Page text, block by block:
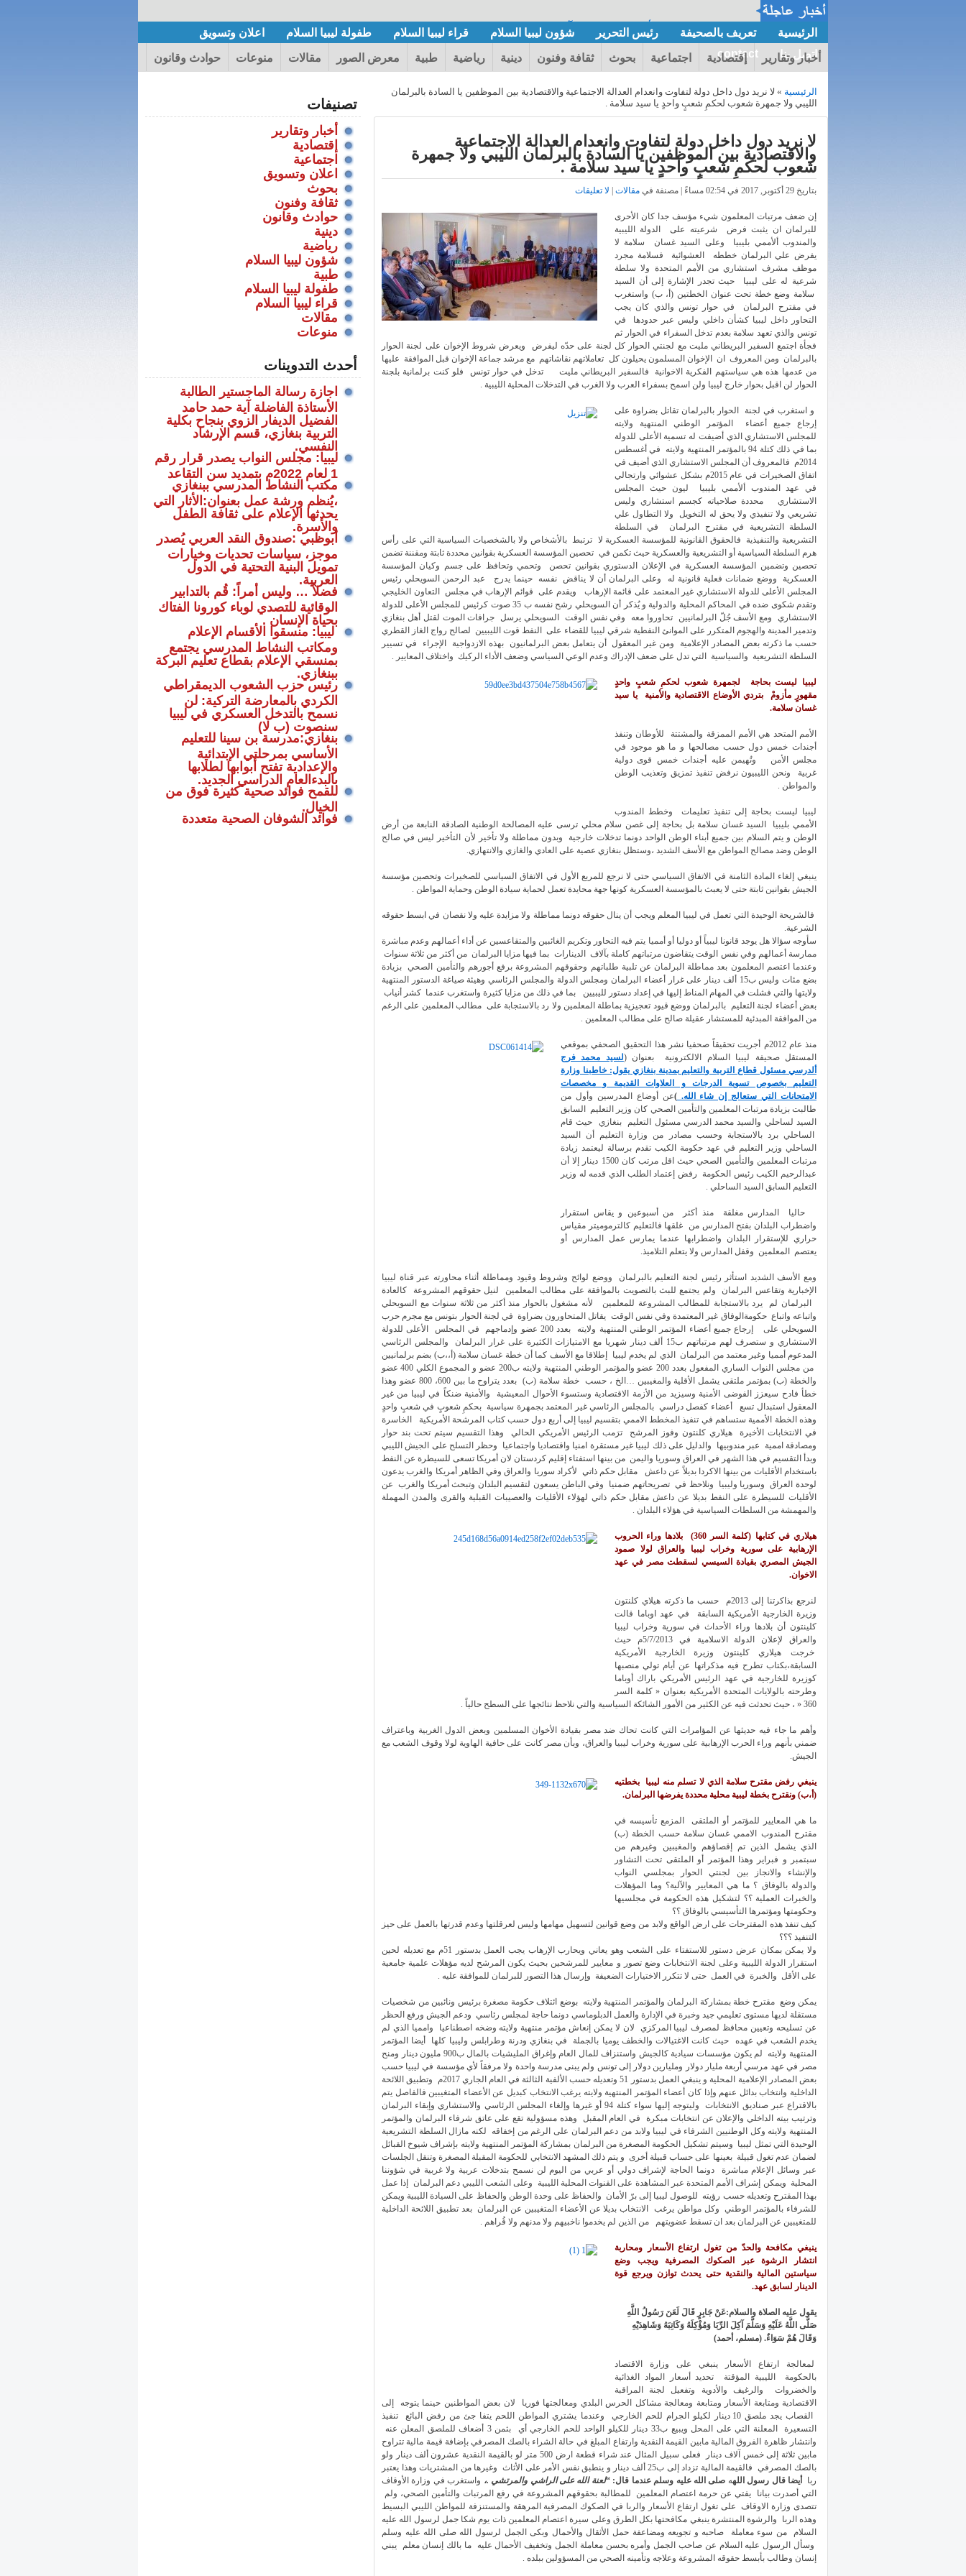
الرئيسية تعريف بالصحيفة رئيس التحرير شؤون ليبيا السلام قراء ليبيا السلام طفولة ليبيا السلام
اعلان وتسويق
إتصل بنا
contact أخبار وتقارير إقتصادية اجتماعية بحوث ثقافة وفنون دينية رياضية طبية معرض الصور مقالات منوعات حوادث وقانون
تصنيفات
أخبار وتقارير
إقتصادية
اجتماعية
اعلان وتسويق
بحوث
ثقافة وفنون
حوادث وقانون
دينية
رياضية
شؤون ليبيا السلام
طبية
طفولة ليبيا السلام
قراء ليبيا السلام
مقالات
منوعات
أحدث التدوينات
اجازة رسالة الماجستير الطالبة
الأستاذة الفاضلة آية حمد حامد
الفضيل الديفار الزوي بنجاح بكلية
التربية بنغازي، قسم الإرشاد
النفسي.
ليبيا: مجلس النواب يصدر قرار رقم
1 لعام 2022م بتمديد سن التقاعد
مكتب النشاط المدرسي ببنغازي
،يُنظم ورشة عمل بعنوان:الأثار التي
يحدثها الإعلام على ثقافة الطفل
والأسرة.
أبوظبي :صندوق النقد العربي يُصدر
موجز، سياسات تحديات وخيارات
تمويل البنية التحتية في الدول
العربية.
فضلاً … وليس أمراً: قُم بالتدابير
الوقائية للتصدي لوباء كورونا الفتاك
بحياة الإنسان .
ليبيا: منسقوا الأقسام الإعلام
ومكاتب النشاط المدرسي يجتمع
بمنسقي الإعلام بقطاع تعليم البركة
ببنغازي.
رئيس حزب الشعوب الديمقراطي
الكردي بالمعارضة التركية: لن
نسمح بالتدخل العسكري في ليبيا
سنصوت (ب لا)
بنغازي:مدرسة بن سينا للتعليم
الأساسي بمرحلتي الإبتدائية
والإعدادية تفتح أبوابها لطلابها
بالبدءالعام الدراسي الجديد.
للقمح فوائد صحية كثيرة فوق من
الخيال.
فوائد الشوفان الصحية متعددة
الرئيسية » لا نريد دول داخل دولة لتفاوت وانعدام العدالة الاجتماعية والاقتصادية بين الموظفين يا السادة بالبرلمان
الليبي ولا جمهرة شعوب لحكمِ شعبٍ واحدٍ يا سيد سلامة .
لا نريد دول داخل دولة لتفاوت وانعدام العدالة الاجتماعية
والاقتصادية بين الموظفين يا السادة بالبرلمان الليبي ولا جمهرة
شعوب لحكمِ شعبٍ واحدٍ يا سيد سلامة .
بتاريخ 29 أكتوبر, 2017 في 02:54 مساءً | مصنفة في مقالات لا تعليقات
إن ضعف مرتبات المعلمون شيء مؤسف جدا كان الأحرى
للبرلمان ان يثبت فرض شرعيته على الدولة الليبية
والمندوب ألأممي بليبيا وعلى السيد غسان سلامة لا
يفرض علي البرلمان خططه العشوائية فسلامة مجرد
موظف مشرف استشاري من الأمم المتحدة ولا سلطة
شرعية له على ليبيا حيث تجدر الإشارة إلى أن السيد
سلامة وضع خطة تحت عنوان الخطتين (أ، ب) واستغرب
في مقترح البرلمان في حوار تونس والذي كان يجب
التحاور داخل ليبيا كشأن داخلي وليس عبر حدودها في
تونس والذي تعهد سلامة بعدم تدخل السفراء في الحوار ثم
فجأة اجتمع السفير البريطاني مليت مع لجنتي الحوار كل لجنة على حدّه ليفرض ويعرض شروط الإخوان على لجنة الحوار
بالبرلمان ومن المعروف ان الإخوان المسلمون يحيلون كل تعاملاتهم نقاشاتهم مع مرشد جماعة الإخوان قبل الموافقة عليها
من عدمها هذه هي سياستهم الفكرية الاخوانية فالسفير البريطاني مليت تدخل في حوار تونس فلو كنت برلمانية بلجنة
الحوار لن اقبل بحوار خارج ليبيا ولن اسمح بسفراء العرب ولا الغرب في التدخلات المحلية الليبية .
و استغرب في لجنة الحوار بالبرلمان تقاتل بضراوة على
إرجاع جميع أعضاء المؤتمر الوطني المنتهية ولايته
للمجلس الاستشاري الذي أضيفت له تسمية الأعلى للدولة
بما في ذلك كتلة 94 بالمؤتمر المنتهية ولايته في أغسطس
2014م فالمعروف أن المجلس الاستشاري الذي أضيف في
اتفاق الصخيرات في عام 2015م بشكل عشوائي وارتجالي
في عهد المندوب ألأممي بليبيا ليون حيث المجلس
الاستشاري محددة صلاحياته كجسم استشاري وليس
تشريعي ولا تنفيذي ولا يحق له التخويل ولا التطاول علي
السلطة التشريعية في مقترح البرلمان في السلطة
التشريعية والتنفيذية فالحقوق القانونية للمؤسسة العسكرية لا ترتبط بالأشخاص ولا بالشخصيات السياسية التي على رأس
هرم السلطة السياسية أو التشريعية والعسكرية حيث تكمن في تحصين المؤسسة العسكرية بقوانين محددة ثابتة ومقننة تضمن
تحصين وتضمين المؤسسة العسكرية في الإعلان الدستوري بقوانين تحصن وتحمي وتحافظ على جسم وكيان المؤسسة
العسكرية ووضع ضمانات فعلية قانونية له وعلى البرلمان أن لا يناقض نفسه حينما يدرج عبد الرحمن السويحلي رئيس
المجلس الأعلى للدولة الاستشاري غير المعتمد على قائمة الإرهاب ويقدم على قوائم الإرهاب في مجلس التعاون الخليجي
وتقدم شكوى ضده في المحاكم المحلية والدولية و يُذكر أن السويحلي رشح نفسه ب 35 صوت كرئيس للمجلس الأعلى للدولة
الاستشاري ومع الأسف جُلّ البرلمانيين تحاوروا معه وفي نفس الوقت السويحلي يرسل جرافات الموت لقتل أهل بنغازي
وتدمير المدينة والهجوم المتكرر على الموانئ النفطية شرقي ليبيا للقضاء على النفط قوت الليبيين لصالح رواج الغاز القطري
حسب ما ذكرته بعض المصادر الإعلامية ومن غير المعقول أن يتعامل بعض البرلمانيون بهذه الازدواجية الإجراء في تسيير
السلطة التشريعية والسياسية التي تدل على ضعف الإدراك وعدم الوعي السياسي وضعف الأداء الركيك واختلاف المعايير .
ليبيا ليست بحاجة لجمهرة شعوب لحكمِ شعبٍ واحدٍ
مقهورٍ مأزومْ بتردي الأوضاع الاقتصادية والأمنية يا سيد
غسان سلامة.
الأمم المتحد هي الأمم الممزقة والمشتتة للأوطان وتنفذ
أجندات خمس دول حسب مصالحها و ما هو موجود في
مجلس الأمن وتُهيمن عليه أجندات خمس قوى دولية
غربية ونحن الليبيون نرفض تنفيذ تمزيق وتعذيب الوطن
والمواطن .
ليبيا ليست بحاجة إلى تنفيذ تعليمات وخطط المندوب
الأممي بليبيا السيد غسان سلامة بل بحاجة إلى غصن سلام محلي ترسى عليه المصالحة الوطنية الصادقة النابعة من أرض
الوطن و يتم السلام بين جميع أبناء الوطن الواحد دونما تدخلات خارجية وبدون مماطلة ولا تأخير لأن التأخير ليس في صالح
الوطن وضد مصالح المواطن مع الأسف الشديد ،وستظل بنغازي عصية على العادي والغازي والانتهازي.
ينبغي إلغاء المادة الثامنة في الاتفاق السياسي حتى لا نرجع للمربع الأول في الاتفاق السياسي للصخيرات وتحصين مؤسسة
الجيش بقوانين ثابتة حتى لا يعبث بالمؤسسة العسكرية كونها جهة محايدة تعمل لحماية سيادة الوطن وحماية المواطن .
فالشريحة الوحيدة التي تعمل في ليبيا المعلم ويجب أن ينال حقوقه دونما مماطلة ولا مزايدة عليه ولا نقصان في ابسط حقوقه
الشرعية.
سأوجه سؤالا هل يوجد قانونا ليبياً أو دوليا أو أمميا يتم فيه التحاور وتكريم الغائبين والمتقاعسين عن أداء أعمالهم وعدم مباشرة
ممارسة أعمالهم وفي نفس الوقت يتقاضون مرتباتهم كاملة بآلاف الدينارات بما فيها مزايا البرلمان من أكثر من ثلاثة سنوات
وعندما اعتصم المعلمون بعد مماطلة البرلمان عن تلبية طلباتهم وحقوقهم المشروعة برفع أجورهم والتأمين الصحي بزيادة
بضع مئات وليس ب15 ألف دينار على غرار أعضاء البرلمان ومجلس الدولة والمجلس الرئاسي وهيئة صياغة الدستور المنتهية
ولايتها والتي فشلت في المهام المناط إليها في إعداد دستور لليبيين بما في ذلك من مزايا كثيرة واستغرب عندما كشر أنياب
بعض أعضاء لجنة التعليم بالبرلمان ووضع قيود تعجيزية بماطلة المعلمين ولا رد بالاستجابة على مطالب المعلمين على الرغم
من الموافقة المبدئية للمستشار عقيلة صالح على مطالب المعلمين .
منذ عام 2012م أجريت تحقيقاً صحفيا نشر هذا التحقيق الصحفي بموقعي
المستقل صحيفة ليبيا السلام الالكترونية بعنوان (لسيد محمد فرج
ألدرسي مسئول قطاع التربية والتعليم بمدينة بنغازي يقول: خاطبنا وزارة
التعليم بخصوص تسوية الدرجات و العلاوات القديمة و مخصصات
الامتحانات التي ستعالج إن شاء الله.)عن أوضاع المدرسين وأول من
طالبت بزيادة مرتبات المعلمين والتأمين الصحي كان وزير التعليم السابق
السيد لساحلي والسيد محمد الدرسي مسئول التعليم بنغازي حيث قام
الساحلي برد بالاستجابة وحسب مصادر من وزارة التعليم أن السيد
الساحلي وزير التعليم في عهد حكومة الكيب تقدم برسالة ليعتمد زيادة
مرتبات المعلمين والتأمين الصحي حيث اقل مرتب كان 1500 دينار إلا أن
عبدالرحيم الكيب رئيس الحكومة رفض إعتماد الطلب الذي قدمه له وزير
التعليم السابق السيد الساحلي .
حاليا المدارس مغلقة منذ أكثر من أسبوعين و يقاس استقرار
واضطراب البلدان بفتح المدارس من غلقها فالتعليم كالترموميتر مقياس
حراري للإستقرار البلدان واضطرابها عندما يمارس عمل المدارس أو
يعتصم المعلمين وقفل المدارس ولا يتعلم التلاميذ.
ومع الأسف الشديد استأثر رئيس لجنة التعليم بالبرلمان ووضع لوائح وشروط وقيود ومماطلة أثناء محاورته عبر قناة ليبيا
الإخبارية وتقاعس البرلمان ولم يجتمع للبث بالتصويت بالموافقة على مطالب المعلمين لنيل حقوقهم المشروعة كالعادة
البرلمان لم يرد بالاستجابة للمطالب المشروعة للمعلمين لأنه مشغول بالحوار منذ أكثر من ثلاثة سنوات مع السويحلي
واتباعه واتباع حكومةالوفاق غير المعتمدة وفي نفس الوقت يقاتل المتحاورون بضراوة في لجنة الحوار بتونس مع مجرم حرب
السويحلي على إرجاع جميع أعضاء المؤتمر الوطني المنتهية ولايته بعدد 200 عضو وإدماجهم في المجلس الأعلى للدولة
الاستشاري و ستصرف لهم مرتباتهم ب15 ألف دينار شهريا مع الامتيازات الكثيرة على غرار البرلمان والمجلس الرئاسي
المدعوم أمميا وغير معتمد من البرلمان الذي لم يخدم ليبيا إطلاقا مع الأسف كما أن خطة غسان سلامة (أ،،ب) بضم برلمانيين
من مجلس النواب الساري المفعول بعدد 200 عضو والمؤتمر الوطني المنتهية ولايته ب200 عضو و المجموع الكلي 400 عضو
والخطة (ب) بمؤتمر ملتقى يشمل الأقلية والمغيبين …الخ ، حسب خطة سلامة (ب) بعدد يتراوح ما بين 600، 800 عضو وهذا
خطأ فادح سيعزز الفوضى الأمنية وسيزيد من الأزمة الاقتصادية وستسوء الأحوال المعيشية والأمنية ضنكاً في ليبيا من غير
المعقول استبدال تسع أعضاء كفصل دراسي بالمجلس الرئاسي غير المعتمد بجمهرة سياسية بحكمِ شعوبٍ في شعبٍ واحدٍ
وهذه الخطة الأممية ستساهم في تنفيذ المخطط الاممي بتقسيم ليبيا إلى أربع دول حسب كتاب المرشحة الأمريكية الخاسرة
في الانتخابات الأخيرة هيلاري كلنتون وفوز المرشح ترَمب الرئيس الأمريكي الحالي وهذا التقسيم سيتم تحت بند حوار
ومصادقة اممية عبر مندوبيها والدليل على ذلك ليبيا غير مستقرة امنيا واقتصاديا واجتماعيا وحظر التسلح على الجيش الليبي
وبدأ التقسيم في هذا الشهر في العراق وسوريا واليمن من بينها استفتاء إقليم كردستان لان أمريكا تسعى للسيطرة عن النفط
باستخدام الأقليات من بينها الاكردا بديلاً عن داعش مقابل حكم ذاتي لأكراد سوريا والعراق وفي الظاهر أمريكا والغرب يدعون
لوحدة العراق وسوريا وليبيا ونلاحظ في تصريحاتهم ضمنيا وفي الباطن يسعون لتقسيم البلدان وتبحث أمريكا والغرب عن
الأقليات للسيطرة على النفط بديلا عن داعش مقابل حكم ذاتي لهؤلاء الأقليات والعصيبات القبلية والقرى والمدن المهملة
والمهمشة من السلطات السياسية في هؤلاء البلدان .
هيلاري في كتابها (كلمة السر 360 ) بلادها وراء الحروب
الإرهابية على سورية وخراب ليبيا والعراقلولا صمود
الجيش المصري بقيادة السيسي لسقطت مصر في عهد
الاخوان.
لنرجع بذاكرتنا إلى 2013م حسب ما ذكرته هيلاي كلنتون
وزيرة الخارجية الأمريكية السابقة في عهد اوباما قالت
كلينتون أن بلادها وراء الأحداث في سورية وخراب ليبيا
والعراق لإعلان الدولة الاسلامية في 5/7/2013م حيث
خرجت هيلاري كلينتون وزيرة الخارجية الأمريكية
السابقة،بكتاب تطرح فيه مذكراتها عن أيام تولي منصبها
كوزيرة للخارجية في عهد الرئيس الأمريكي باراك أوباما
وطرحته بالولايات المتحدة الأمريكية بعنوان « كلمة السر
360 « ، حيث تحدثت فيه عن الكثير من الأمور الشائكة السياسية والتي نلاحظ نتائجها على السطح حالياً .‏
وأهم ما جاء فيه حديثها عن المؤامرات التي كانت تحاك ضد مصر بقيادة الأخوان المسلمين وبعض الدول الغربية وباعتراف
ضمني بأنهم وراء الحرب الإرهابية على سورية وخراب ليبيا والعراق، وبأن مصر كانت على حافية الهاوية لولا وقوف الشعب مع
الجيش.‏
ينبغي رفض مقترح سلامة الذي لا تسلم منه ليبيا بخطتيه
(أ،ب) ونقترح بخطة ليبية محلية محددة يفرضها البرلمان.
ما هي المعايير للمؤتمر أو الملتقى المزمع تأسيسه في
مقترح المندوب الاممي غسان سلامة حسب الخطة (ب)
الذي يشمل الذين تم إقصاؤهم والمغيبين وغيرهم من
سبتمبر و فبراير وهذا المؤتمر أو الملتقى تحت التشاور
والإنشاء والانجاز بين لجنتي الحوار بمجلسي النواب
والدولة بالوفاق ؟ ما هي المعايير والآلية؟ وما المؤهلات
والخبرات العملية ؟؟ لتشكيل هذه الحكومة في مجلسيها
وحكومتها ومؤتمرها التأسيسي بالوفاق ؟؟
كيف تنفذ هذه المقترحات على ارض الواقع ولابد من وضع قوانين لتسهيل مهامها وليس لعرقلتها وعدم قدرتها بالعمل على حيز
التنفيذ ؟؟؟
ولا يمكن بمكان عرض دستور للاستفتاء على الشعب وهو يعاني ويحارب الإرهاب يجب العمل بدستور 51م مع تعديله لحين
استقرار الدولة الليبية وعلى لجنة الانتخابات وضع تصور و معايير للمرشحين بحيث يكون المرشح لديه مؤهلات علمية جامعية
على الأقل والخبرة في العمل حتى لا تتكرر الاختيارات الضعيفة وإرسال هذا التصور للبرلمان للموافقة عليه .
يمكن وضع مقترح خطة بمشاركة البرلمان والمؤتمر المنتهية ولايته بوضع ائتلاف حكومة مصغرة برئيس ونائبين من شخصيات
مستقلة لديها مستوى تعليمي جيد وخبرة في الإدارة والعمل الدبلوماسي دونما حاجة لمجلس رئاسي ودعم الجيش ورفع الحظر
عن تسليحه وتعيين محافظ لمصرف ليبيا المركزي لان لا يمكن إنعاش مؤتمر منتهية ولايته وضخه اصطناعيا وامميا الذي لم
يخدم الشعب في عهده حيث كانت الاغتيالات والخطف يوميا بالجملة في بنغازي ودرنة وطرابلس وليبيا كلها أيضا المؤتمر
المنتهية ولايته لم يكون مؤسسات سيادية كالجيش واستنزاف للمال العام وإغراق المليشيات بالمال ب900 مليون دينار ومنح
مصر في عهد مرسي أربعة مليار دولار ومليارين دولار إلى تونس ولم يبنى مدرسة واحدة ولا مرفقاً لأي مؤسسة في ليبيا حسب
بعض المصادر الإعلامية المحلية و ينبغي العمل بدستور 51 وتعديله حسب الألفية الثالثة في العام الجاري 2017م وتطبيق اللائحة
الداخلية وانتخاب بدائل عنهم وإذا كان أعضاء المؤتمر المنتهية ولايته يرغب الانتخاب كبديل عن الأعضاء المتغيبين فالفاصل يتم
بالاقتراع عبر صناديق الانتخابات وليتوجه إليها سواء كتلة 94 أو غيرها وإلغاء المجلس الرئاسي والاستشاري وإبقاء البرلمان
وترتيب بيته الداخلي والإعلان عن انتخابات مبكرة في العام المقبل وهذه مسؤولية تقع على عاتق شرفاء البرلمان والمؤتمر
المنتهية ولايته وكل الوطنيين الشرفاء في ليبيا ولابد من دعم البرلمان على الرغم من إخفاقه لكنه مازال السلطة التشريعية
الوحيدة التي تمثل ليبيا وسيتم تشكيل الحكومة المصغرة من البرلمان بمشاركة المؤتمر المنتهية ولايته بإشراف شيوخ القبائل
لضمان عدم تغول قبيلة بعينها على حساب قبيلة أخرى و يتم ذلك المشهد الانتخابي للحكومة المقبلة المصغرة وتنقل الجلسات
عبر وسائل الإعلام مباشرة دونما الحاجة لإشراف دولي أو عربي من اليوم لن نسمح بتدخلات عربية ولا غربية في شؤوننا
المحلية ويمكن إشراف الأمم المتحدة عبر المشاهدة على القنوات المحلية الليبية وعلى الشعب الليبي دعم البرلمان إذا عمل
بهذا المقترح وتعديله حسب رؤيته للوصول ليبيا إلى برّ الأمان والحفاظ على وحدة الوطن والحفاظ على السيادة الليبية ويمكن
للشرفاء بالمؤتمر الوطني وكل مواطن يرغب الانتخاب بديلا عن الأعضاء المتغيبين عن البرلمان بعد تطبيق اللائحة الداخلية
للمتغيبين عن البرلمان بعد ان تسقط عضويتهم من الذين لم يخدموا ناخبيهم ولا مدنهم ولا قُراهم .
ينبغي مكافحة والحدّ من تغول ارتفاع الأسعار ومحاربة
انتشار الرشوة عبر الصكوك المصرفية ويجب وضع
سياستين المالية والنقدية حتى يحدث توازن ويرجع قوة
الدينار لسابق عهد.
يقول عليه الصلاة والسلام:عَنْ جَابِرٍ قَالَ لَعَنَ رَسُولُ اللَّهِ
صَلَّى اللَّهُ عَلَيْهِ وَسَلَّمَ آكِلَ الرِّبَا وَمُؤْكِلَهُ وَكَاتِبَهُ وَشَاهِدَيْهِ
وَقَالَ هُمْ سَوَاءٌ. (مسلم، أحمد)
لمعالجة ارتفاع الأسعار ينبغي على وزارة الاقتصاد
بالحكومة الليبية المؤقتة تحديد أسعار المواد الغذائية
والخضروات والرغيف والأدوية وتفعيل لجنة المراقبة
الاقتصادية ومتابعة الأسعار ومتابعة ومعالجة مشاكل الحرس البلدي ومعالجتها فوريا لان بعض المواطنين حينما يتوجه إلى
القصاب يجد ملصق 10 دينار لكيلو الجرام للحم الخارجي وعندما يشتري المواطن اللحم يتفا جئ من رفض البائع تنفيذ
التسعيرة المعلنة التي على المحل ويبيع ب33 دينار للكيلو الواحد للحم الخارجي أي بثمن 3 أضعاف للملصق المعلن عنه
وانتشار ظاهرة الفروق المالية مابين القيمة النقدية وارتفاع المبلغ في حالة الشراء بالصك المصرفي بإضافة قيمة مالية تتراوح
مابين ثلاثة إلى خمس آلاف دينار فعلى سبيل المثال عند شراء قطعة ارض 500 متر لو بالقيمة النقدية عشرون ألف دينار ولو
بالصك المصرفي فالقيمة المالية تزداد إلى ب25 ألف دينار و ينطبق نفس الأمر على الأثاث وغيرها من المشتريات وهذا يعتبر
ربا
أيضا قال رسول اللهه صلى الله عليه وسلم عندما قال: “لعنة الله على الراشي والمرتشي .، واستغرب في وزارة الأوقاف
التي أصدرت بيانا يفتي عن حرمة اعتصام المعلمين للمطالبة بحقوقهم المشروعة في رفع المرتبات والتأمين الصحي، ولم
تتصدى وزارة الاوقاف على تغول ارتفاع الأسعار والربا في الصكوك المصرفية المرهقة والمستنزفة للمواطن الليبي البسيط
وهذه الربا والرشوة المنتشرة ينبغي مكافحتها بكل الطرق وعلى سيرة اعتصام المعلمين ذات يوم شكا جمل لرسول الله عليه
السلام من سوء معاملة صاحبه و تجويعه ومضاعفة حمل الأثقال والأحمال وبكى الجمل لرسول الله صلى الله عليه وسلم
وسأل الرسول عليه السلام عن صاحب الجمل وأمره بحسن معاملة الجمل وتخفيف الأحمال عليه ما بالك إنسان معلم يبني
إنسان وطالب بأبسط حقوقه المشروعة وعلاجه وتأمينه الصحي من المسؤولين ببلده .